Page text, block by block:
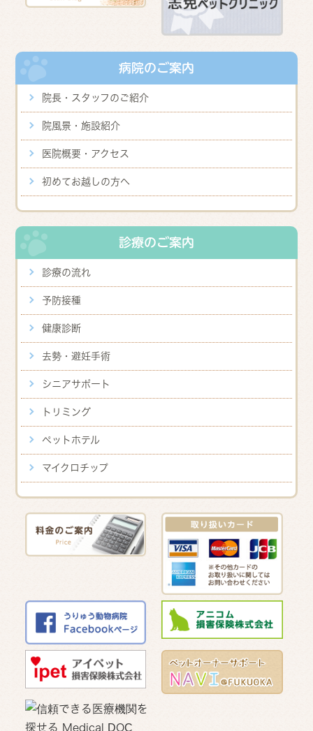
病院のご案内
院長・スタッフのご紹介
院風景・施設紹介
医院概要・アクセス
初めてお越しの方へ
診療のご案内
診療の流れ
予防接種
健康診断
去勢・避妊手術
シニアサポート
トリミング
ペットホテル
マイクロチップ